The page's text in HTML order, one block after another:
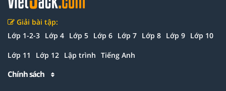
Giải bài tập:
Lớp 1-2-3 Lớp 4 Lớp 5 Lớp 6 Lớp 7 Lớp 8 Lớp 9 Lớp 10
Lớp 11 Lớp 12 Lập trình Tiếng Anh
Chính sách